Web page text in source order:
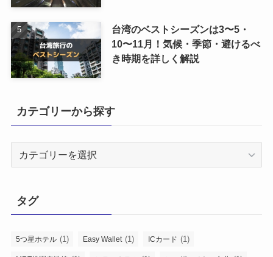
台湾のベストシーズンは3〜5・
10〜11月！気候・季節・避けるべ
き時期を詳しく解説
カテゴリーから探す
ー
ら
タグ
5つ星ホテル (1) Easy Wallet (1) ICカード (1)